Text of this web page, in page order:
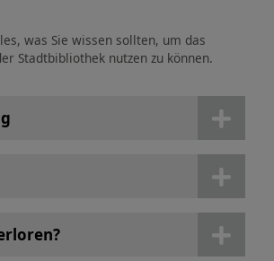
Stiftung
was Sie wissen sollten, um das
Stadtbibliothek nutzen zu können.